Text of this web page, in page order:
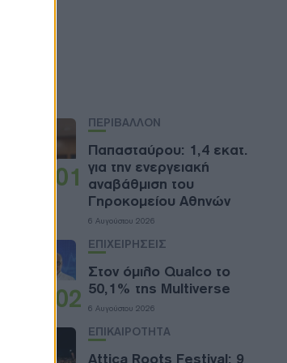
01
ΠΕΡΙΒΑΛΛΟΝ
Παπασταύρου: 1,4 εκατ.
για την ενεργειακή
αναβάθμιση του
Γηροκομείου Αθηνών
6 Αυγούστου 2026
02
ΕΠΙΧΕΙΡΗΣΕΙΣ
Στον όμιλο Qualco το
50,1% της Multiverse
6 Αυγούστου 2026
ΕΠΙΚΑΙΡΟΤΗΤΑ
Attica Roots Festival: 9